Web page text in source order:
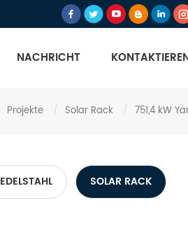
NACHRICHT
Projekte / Solar Rack / 751,4 kW
EDELSTAHL SOLAR RACK